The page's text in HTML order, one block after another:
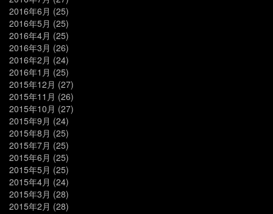
2016年6月 (25)
2016年5月 (25)
2016年4月 (25)
2016年3月 (26)
2016年2月 (24)
2016年1月 (25)
2015年12月 (27)
2015年11月 (26)
2015年10月 (27)
2015年9月 (24)
2015年8月 (25)
2015年7月 (25)
2015年6月 (25)
2015年5月 (25)
2015年4月 (24)
2015年3月 (28)
2015年2月 (28)